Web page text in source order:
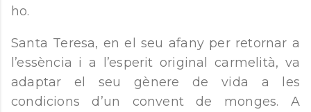
ho.
Santa Teresa, en el seu afany per retornar a
l’essència i a l’esperit original carmelità, va
adaptar el seu gènere de vida a les
condicions d’un convent de monges. A